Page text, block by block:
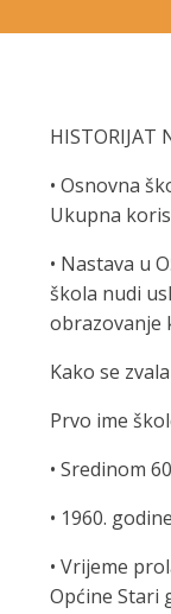
HISTORIJAT
• Osnovna
Ukupna
• Nastava u
škola nudi
obrazovanje
Kako se
Prvo ime
• Sredinom
• 1960.
• Vrijeme
Općine Stari